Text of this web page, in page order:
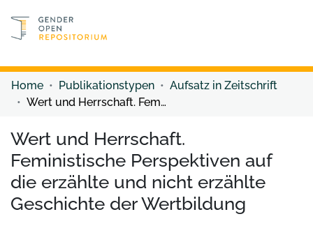
Discover content
Home Publikationstypen
Aufsatz in Zeitschrift
Wert und Herrschaft. Feministische Perspektiven auf die erzählte und nicht erzählte Geschichte der Wertbildung
Wert und Herrschaft.
Feministische Perspektiven auf
die erzählte und nicht erzählte
Geschichte der Wertbildung